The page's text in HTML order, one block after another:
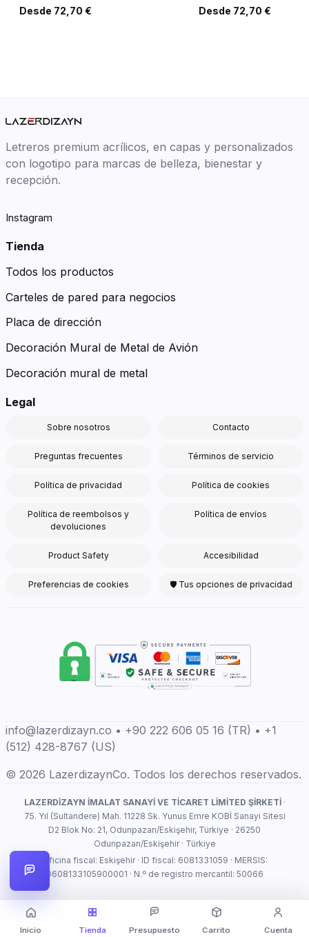
Desde 72,70 € Desde 72,70 €
Letreros premium acrílicos, en capas y personalizados
con logotipo para marcas de belleza, bienestar y
recepción.
Instagram
Tienda
Todos los productos
Carteles de pared para negocios
Placa de dirección
Decoración Mural de Metal de Avión
Decoración mural de metal
Legal
Sobre nosotros Contacto
Preguntas frecuentes Términos de servicio
Política de privacidad Política de cookies
Política de reembolsos y
devoluciones
Política de envíos
Product Safety Accesibilidad
Preferencias de cookies 🛡 Tus opciones de privacidad
info@lazerdizayn.co • +90 222 606 05 16 (TR) • +1
(512) 428-8767 (US)
© 2026 LazerdizaynCo. Todos los derechos reservados.
LAZERDİZAYN İMALAT SANAYİ VE TİCARET LİMİTED ŞİRKETİ·
75. Yıl (Sultandere) Mah. 11228 Sk. Yunus Emre KOBİ Sanayi Sitesi
D2 Blok No: 21, Odunpazarı/Eskişehir, Türkiye · 26250
Odunpazarı/Eskişehir · Türkiye
Oficina fiscal: Eskişehir · ID fiscal: 6081331059 · MERSIS:
0608133105900001 · N.º de registro mercantil: 50066
Inicio Tienda Presupuesto Carrito Cuenta